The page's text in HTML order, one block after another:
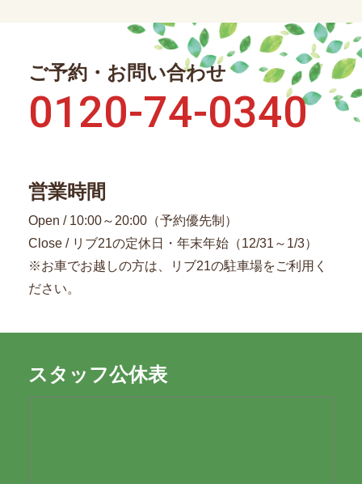
スタッフ公休表
ご予約・お問い合わせ
0120-74-0340
営業時間
Open / 10:00～20:00（予約優先制）
Close / リブ21の定休日・年末年始（12/31～1/3）
※お車でお越しの方は、リブ21の駐車場をご利用く
ださい。